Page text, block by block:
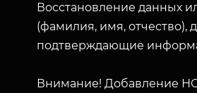
Восстановление данных
(фамилия, имя, отчество),
подтверждающие
Внимание! Добавление